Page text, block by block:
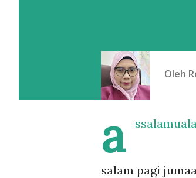
Oleh
a
salam pagi